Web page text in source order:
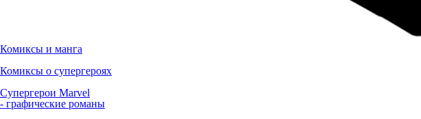
Комиксы и манга
Комиксы о супергероях
Супергерои Marvel
- графические романы